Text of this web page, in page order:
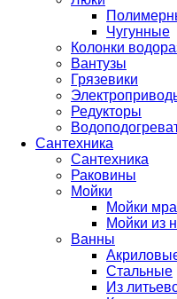
Чугунные
Колонки
Вантузы
Грязевики
Редукторы
Сантехника
Сантехника
Раковины
Мойки
Мойки
Мойки из
Ванны
Стальные
Из